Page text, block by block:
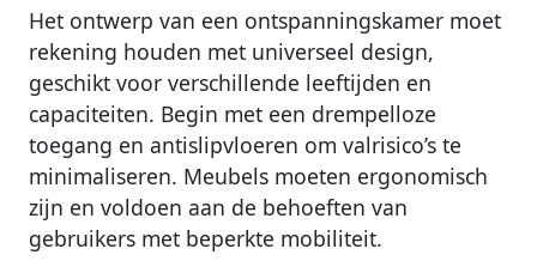
Het ontwerp van een ontspanningskamer moet
rekening houden met universeel design,
geschikt voor verschillende leeftijden en
capaciteiten. Begin met een drempelloze
toegang en antislipvloeren om valrisico’s te
minimaliseren. Meubels moeten ergonomisch
zijn en voldoen aan de behoeften van
gebruikers met beperkte mobiliteit.